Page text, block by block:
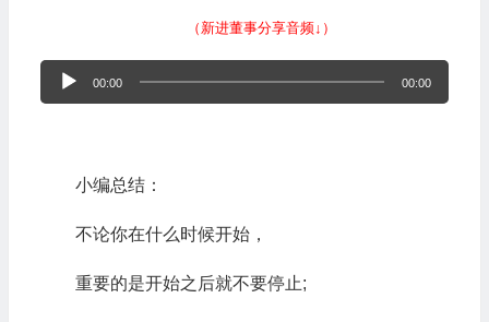
（新进董事分享音频↓）
频
00:00 00:00
小编总结：
不论你在什么时候开始，
重要的是开始之后就不要停止;